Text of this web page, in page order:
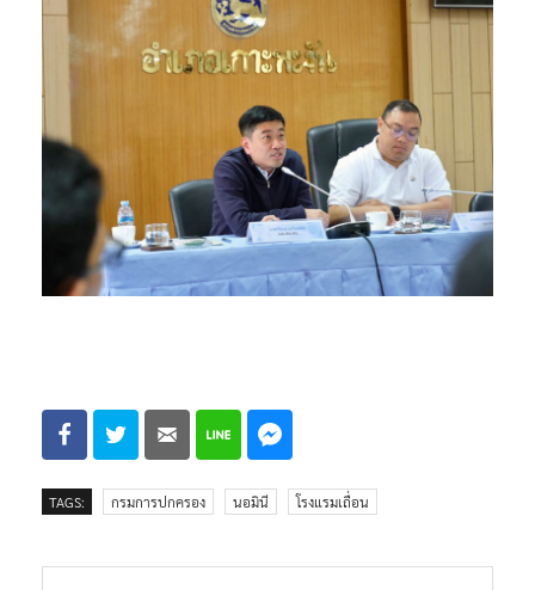
TAGS: กรมการปกครอง นอมินี โรงแรมเถื่อน